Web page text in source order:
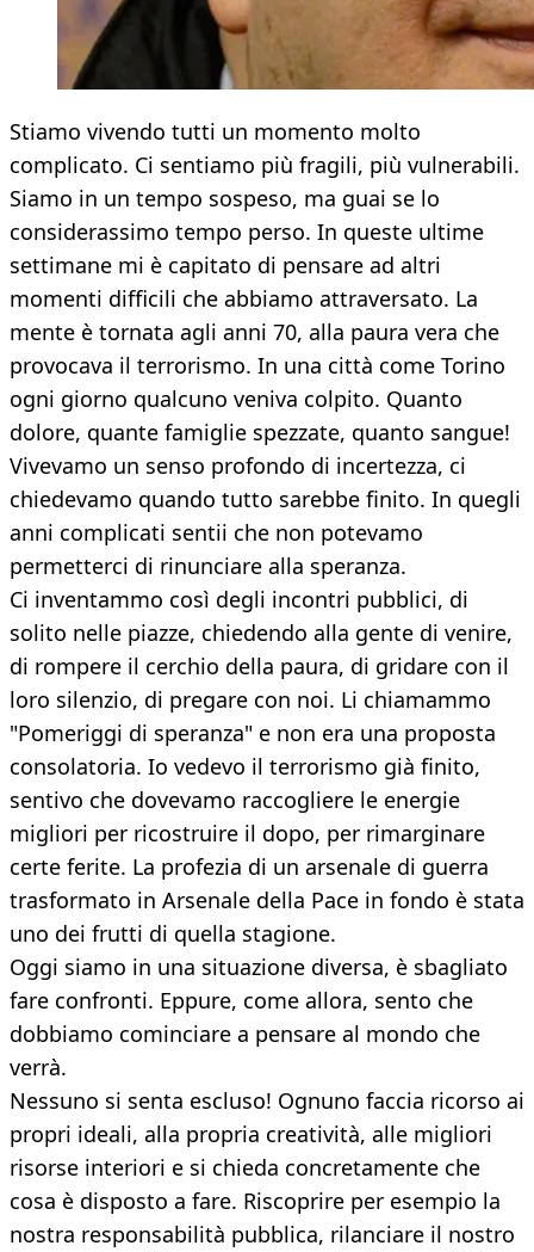
Stiamo vivendo tutti un momento molto
complicato. Ci sentiamo più fragili, più vulnerabili.
Siamo in un tempo sospeso, ma guai se lo
considerassimo tempo perso. In queste ultime
settimane mi è capitato di pensare ad altri
momenti difficili che abbiamo attraversato. La
mente è tornata agli anni 70, alla paura vera che
provocava il terrorismo. In una città come Torino
ogni giorno qualcuno veniva colpito. Quanto
dolore, quante famiglie spezzate, quanto sangue!
Vivevamo un senso profondo di incertezza, ci
chiedevamo quando tutto sarebbe finito. In quegli
anni complicati sentii che non potevamo
permetterci di rinunciare alla speranza.
Ci inventammo così degli incontri pubblici, di
solito nelle piazze, chiedendo alla gente di venire,
di rompere il cerchio della paura, di gridare con il
loro silenzio, di pregare con noi. Li chiamammo
"Pomeriggi di speranza" e non era una proposta
consolatoria. Io vedevo il terrorismo già finito,
sentivo che dovevamo raccogliere le energie
migliori per ricostruire il dopo, per rimarginare
certe ferite. La profezia di un arsenale di guerra
trasformato in Arsenale della Pace in fondo è stata
uno dei frutti di quella stagione.
Oggi siamo in una situazione diversa, è sbagliato
fare confronti. Eppure, come allora, sento che
dobbiamo cominciare a pensare al mondo che
verrà.
Nessuno si senta escluso! Ognuno faccia ricorso ai
propri ideali, alla propria creatività, alle migliori
risorse interiori e si chieda concretamente che
cosa è disposto a fare. Riscoprire per esempio la
nostra responsabilità pubblica, rilanciare il nostro